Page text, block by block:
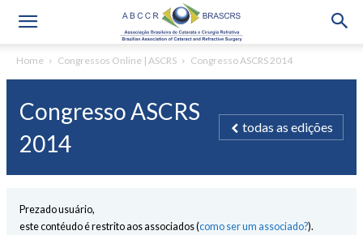
Home Congressos Online | ASCRS Congresso ASCRS 2014
Congresso ASCRS
2014
todas as edições
Prezado usuário,
este contéudo é restrito aos associados (como ser um associado?).